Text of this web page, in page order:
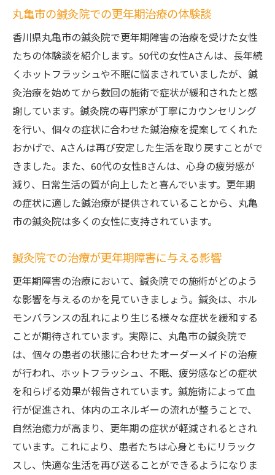
理由
鍼灸治療が更年期障害に与えるメリット
更年期障害に効果的な鍼灸の技術と方法
鍼灸で更年期障害に立ち向かう女性たちの
声
更年期障害に対する鍼灸治療の成功事例
香川県丸亀市の鍼灸院が提供する更年期治療
香川県丸亀市の鍼灸院で行われる更年期治
療の特長
更年期障害向けの鍼灸治療プログラム
丸亀市の鍼灸院での更年期治療の実際
療
更年期障害治療に特化した鍼灸院の専門性
丸亀市の鍼灸院で行う更年期治療の流れ
鍼灸で感じる更年期症状の緩和
更年期症状を和らげる鍼灸治療の効果と実
感
鍼灸治療で感じる更年期症状の改善ポイン
ト
鍼灸による更年期症状の緩和体験談
香川県丸亀市の鍼灸院で感じる治療効果
鍼灸治療がもたらす更年期症状の緩和効果
丸亀市の鍼灸院での更年期治療の体験談
香川県丸亀市の鍼灸院で更年期障害の治療を受けた女性
たちの体験談を紹介します。50代の女性Aさんは、長年続
くホットフラッシュや不眠に悩まされていましたが、鍼
灸治療を始めてから数回の施術で症状が緩和されたと感
謝しています。鍼灸院の専門家が丁寧にカウンセリング
を行い、個々の症状に合わせた鍼治療を提案してくれた
おかげで、Aさんは再び安定した生活を取り戻すことがで
きました。また、60代の女性Bさんは、心身の疲労感が
減り、日常生活の質が向上したと喜んでいます。更年期
の症状に適した鍼治療が提供されていることから、丸亀
市の鍼灸院は多くの女性に支持されています。
鍼灸院での治療が更年期障害に与える影響
更年期障害の治療において、鍼灸院での施術がどのよう
な影響を与えるのかを見ていきましょう。鍼灸は、ホル
モンバランスの乱れにより生じる様々な症状を緩和する
ことが期待されています。実際に、丸亀市の鍼灸院で
は、個々の患者の状態に合わせたオーダーメイドの治療
が行われ、ホットフラッシュ、不眠、疲労感などの症状
を和らげる効果が報告されています。鍼施術によって血
行が促進され、体内のエネルギーの流れが整うことで、
自然治癒力が高まり、更年期の症状が軽減されるとされ
ています。これにより、患者たちは心身ともにリラック
スし、快適な生活を再び送ることができるようになりま